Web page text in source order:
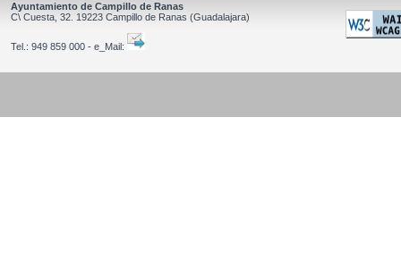
Ayuntamiento de Campillo de Ranas
C\ Cuesta, 32. 19223 Campillo de Ranas (Guadalajara)
Tel.: 949 859 000 - e_Mail: